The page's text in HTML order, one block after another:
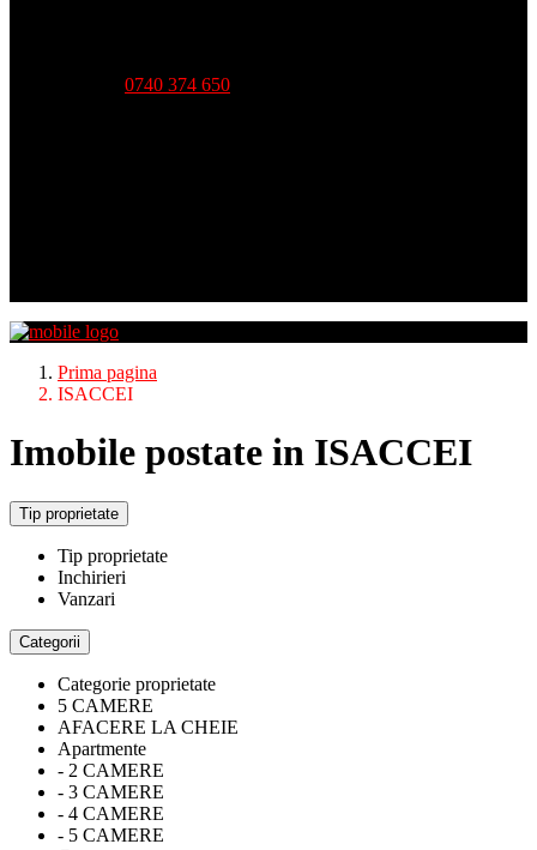
0740 374 650
Prima pagina
ISACCEI
Imobile postate in ISACCEI
Tip proprietate
Tip proprietate
Inchirieri
Vanzari
Categorii
Categorie proprietate
5 CAMERE
AFACERE LA CHEIE
Apartmente
- 2 CAMERE
- 3 CAMERE
- 4 CAMERE
- 5 CAMERE